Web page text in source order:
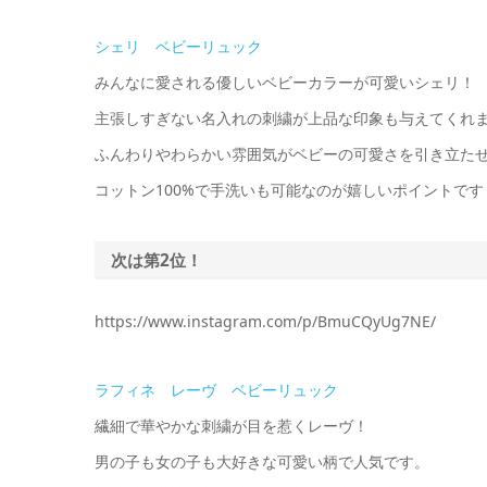
シェリ ベビーリュック
みんなに愛される優しいベビーカラーが可愛いシェリ！
主張しすぎない名入れの刺繍が上品な印象も与えてくれま
ふんわりやわらかい雰囲気がベビーの可愛さを引き立た
コットン100%で手洗いも可能なのが嬉しいポイントです
次は第2位！
https://www.instagram.com/p/BmuCQyUg7NE/
ラフィネ レーヴ ベビーリュック
繊細で華やかな刺繍が目を惹くレーヴ！
男の子も女の子も大好きな可愛い柄で人気です。